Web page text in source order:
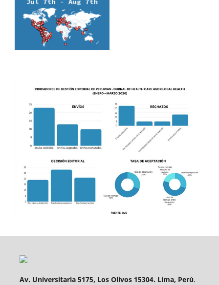
Av. Universitaria 5175, Los Olivos 15304. Lima, Perú.